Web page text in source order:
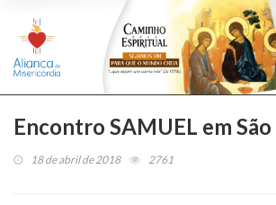
Encontro SAMUEL em
18 de abril de 2018 2761